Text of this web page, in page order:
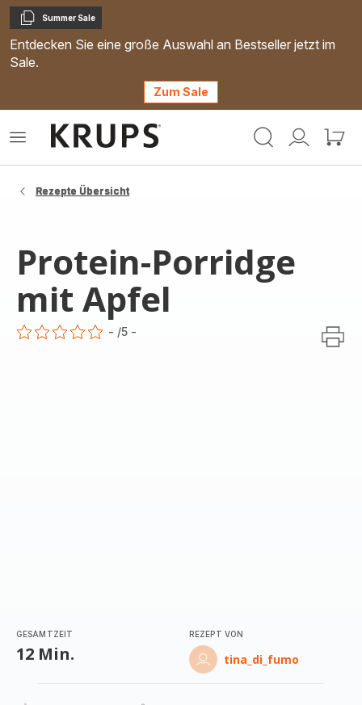
Kopieren
Summer Sale
Entdecken Sie eine große Auswahl an Bestseller jetzt im
Sale.
Zum Sale
Mein
Mein
Das
Rezepte Übersicht
Protein-Porridge
mit Apfel
- /5 -
GESAMTZEIT
12 Min.
REZEPT VON
tina_di_fumo